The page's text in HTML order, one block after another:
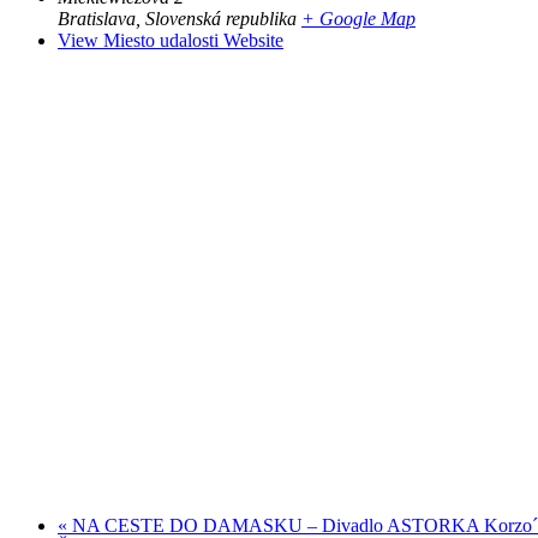
Bratislava Slovenská republika + Google Map
View Miesto udalosti Website
« NA CESTE DO DAMASKU – Divadlo ASTORKA